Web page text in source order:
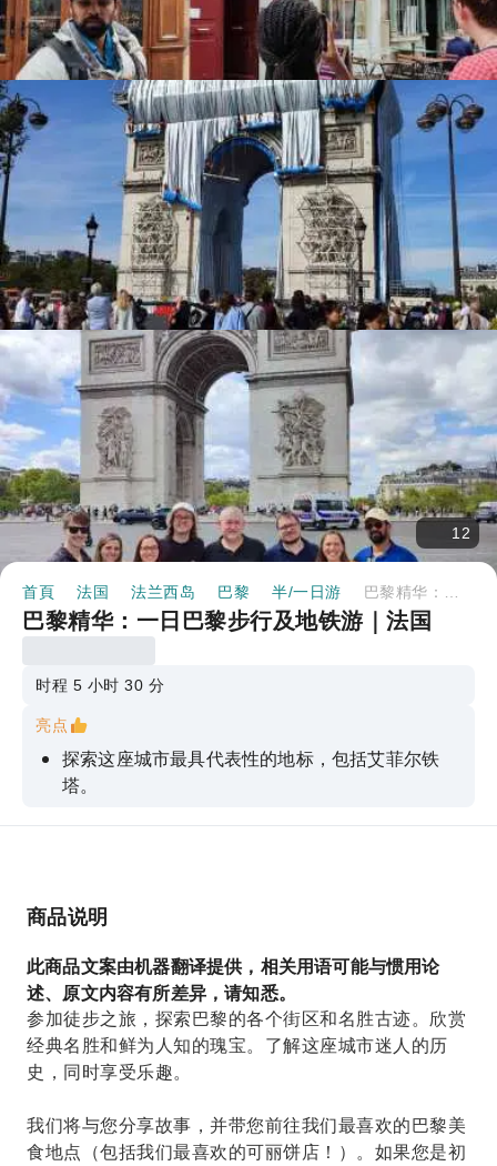
12
首頁 法国 法兰西岛 巴黎 半/一日游
巴黎精华：一日巴黎步行及地铁游｜法国
时程 5 小时 30 分
亮点
探索这座城市最具代表性的地标，包括艾菲尔铁
塔。
参观巴黎圣母院、罗浮宫、凯旋门和先贤祠。
您可以稍作停留，享用一份法式薄饼（费用不包含
在餐费中）或其他巴黎美食。
商品说明
此商品文案由机器翻译提供，相关用语可能与惯用论
述、原文内容有所差异，请知悉。
参加徒步之旅，探索巴黎的各个街区和名胜古迹。欣赏
经典名胜和鲜为人知的瑰宝。了解这座城市迷人的历
史，同时享受乐趣。
我们将与您分享故事，并带您前往我们最喜欢的巴黎美
食地点（包括我们最喜欢的可丽饼店！）。如果您是初